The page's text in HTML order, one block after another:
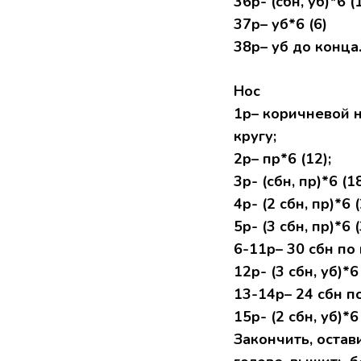
37р– уб*6 (6)
38р– уб до
Нос
1р– коричневой
кругу;
2р– пр*6 (12);
3р- (сбн, пр)*6
4р- (2 сбн, пр)*6
5р- (3 сбн, пр)*6
6-11р– 30 сбн по
12р- (3 сбн,
13-14р– 24 сбн
15р- (2 сбн,
Закончить,